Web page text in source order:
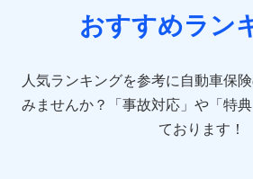
アクサ損害保険株式会社 (https://
direct.co.jp/)
sompo.co.jp/)
東京海上ダイレクト損害保険株式
AIG損害保険株式会社 (https://
おすすめラン
人気ランキングを参考に自動車保
みませんか？
「事故対応」や「特
ております！